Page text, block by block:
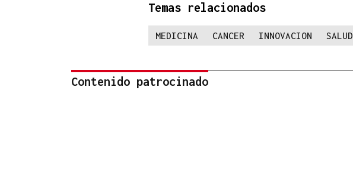
Temas relacionados
MEDICINA CANCER INNOVACION SALUD
Contenido patrocinado